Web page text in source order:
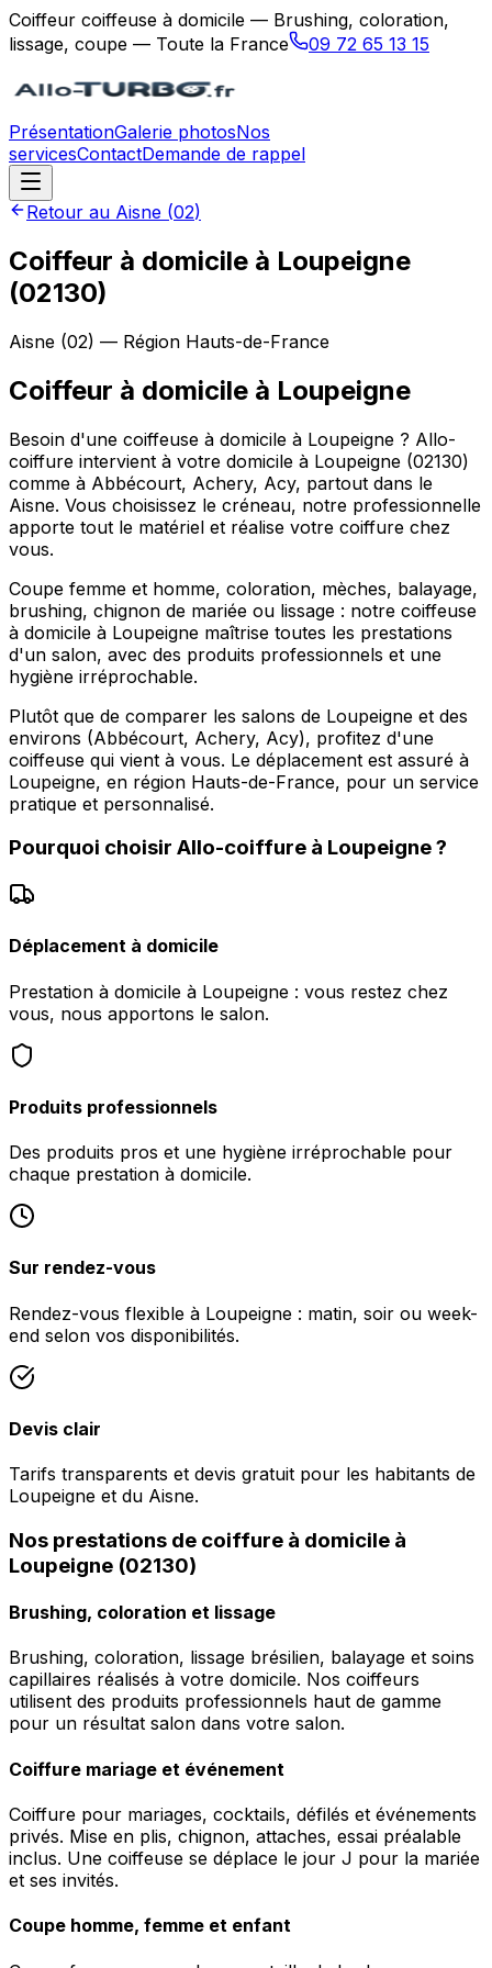
Coiffeur coiffeuse à domicile — Brushing, coloration,
lissage, coupe — Toute la France
09 72 65 13 15
PrésentationGalerie photosNos
servicesContactDemande de rappel
Retour au Aisne (02)
Coiffeur à domicile à Loupeigne
(02130)
Aisne (02) — Région Hauts-de-France
Coiffeur à domicile à Loupeigne
Besoin d'une coiffeuse à domicile à Loupeigne ? Allo-
coiffure intervient à votre domicile à Loupeigne (02130)
comme à Abbécourt, Achery, Acy, partout dans le
Aisne. Vous choisissez le créneau, notre professionnelle
apporte tout le matériel et réalise votre coiffure chez
vous.
Coupe femme et homme, coloration, mèches, balayage,
brushing, chignon de mariée ou lissage : notre coiffeuse
à domicile à Loupeigne maîtrise toutes les prestations
d'un salon, avec des produits professionnels et une
hygiène irréprochable.
Plutôt que de comparer les salons de Loupeigne et des
environs (Abbécourt, Achery, Acy), profitez d'une
coiffeuse qui vient à vous. Le déplacement est assuré à
Loupeigne, en région Hauts-de-France, pour un service
pratique et personnalisé.
Pourquoi choisir Allo-coiffure à Loupeigne?
Déplacement à domicile
Prestation à domicile à Loupeigne : vous restez chez
vous, nous apportons le salon.
Produits professionnels
Des produits pros et une hygiène irréprochable pour
chaque prestation à domicile.
Sur rendez-vous
Rendez-vous flexible à Loupeigne : matin, soir ou week-
end selon vos disponibilités.
Devis clair
Tarifs transparents et devis gratuit pour les habitants de
Loupeigne et du Aisne.
Nos prestations de coiffure à domicile à
Loupeigne (02130)
Brushing, coloration et lissage
Brushing, coloration, lissage brésilien, balayage et soins
capillaires réalisés à votre domicile. Nos coiffeurs
utilisent des produits professionnels haut de gamme
pour un résultat salon dans votre salon.
Coiffure mariage et événement
Coiffure pour mariages, cocktails, défilés et événements
privés. Mise en plis, chignon, attaches, essai préalable
inclus. Une coiffeuse se déplace le jour J pour la mariée
et ses invités.
Coupe homme, femme et enfant